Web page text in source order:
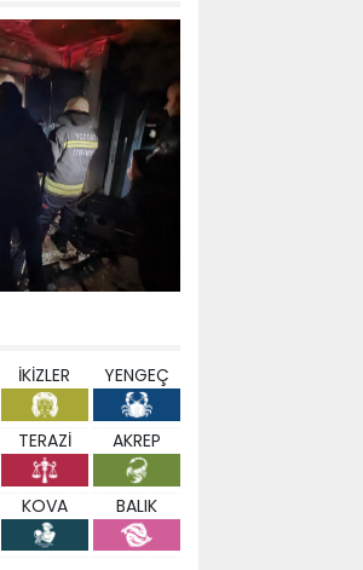
İKİZLER YENGEÇ
TERAZİ AKREP
KOVA BALIK